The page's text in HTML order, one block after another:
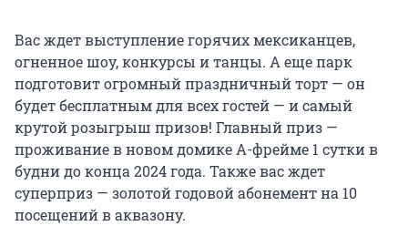
Вас ждет выступление горячих мексиканцев,
огненное шоу, конкурсы и танцы. А еще парк
подготовит огромный праздничный торт — он
будет бесплатным для всех гостей — и самый
крутой розыгрыш призов! Главный приз —
проживание в новом домике А-фрейме 1 сутки в
будни до конца 2024 года. Также вас ждет
суперприз — золотой годовой абонемент на 10
посещений в аквазону.